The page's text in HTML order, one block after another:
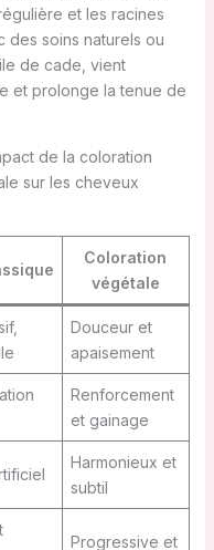
et les racines
des soins naturels ou
de cade, vient
et prolonge la tenue de
de la coloration
sur les cheveux
Coloration
végétale
Douceur et
apaisement
Renforcement
et gainage
Harmonieux et
subtil
Progressive et